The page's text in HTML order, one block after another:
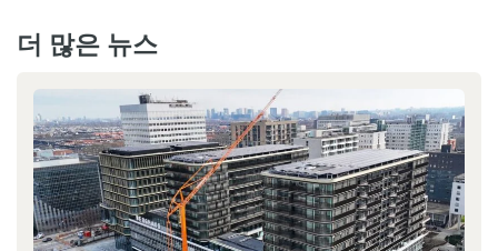
더 많은 뉴스